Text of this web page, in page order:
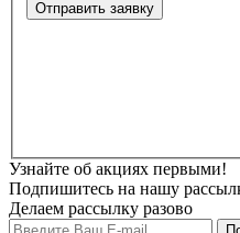
Узнайте об акциях первыми!
Подпишитесь на нашу
Делаем рассылку разово